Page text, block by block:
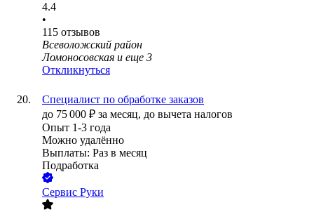
4.4
•
115 отзывов
Всеволожский район
Ломоносовская и еще 3
Откликнуться
Специалист по обработке заказов
до 75 000 ₽ за месяц, до вычета налогов
Опыт 1-3 года
Можно удалённо
Выплаты: Раз в месяц
Подработка
Сервис Руки